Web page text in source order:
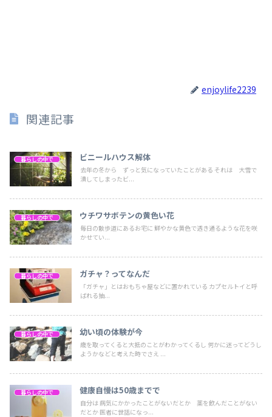
enjoylife2239
関連記事
暮らしの中で ビニールハウス解体
去年の冬から ずっと気になっていたことがある それは 大雪で
潰してしまったビ...
暮らしの中で ウチワサボテンの黄色い花
毎日の散歩道にあるお宅に 鮮やかな黄色で透き通るような花を咲
かせてい...
暮らしの中で ガチャ？ってなんだ
「ガチャ」とはおもちゃ屋などに置かれている カプセルトイと呼
ばれる抽...
暮らしの中で 幼い頃の体験が今
歳を取ってくると大抵のことがわかってくるし 何かに迷ってどうし
ようかなどと考えた時でさえ ...
暮らしの中で 健康自慢は50歳までで
自分は 病気にかかったことがないだとか 薬を飲んだことがない
だとか 医者に世話になっ...